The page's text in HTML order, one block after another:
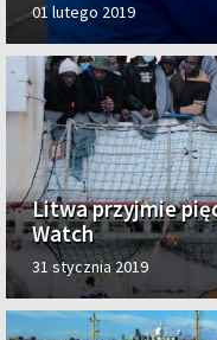
01 lutego 2019
Litwa przyjmie
Watch
31 stycznia 2019